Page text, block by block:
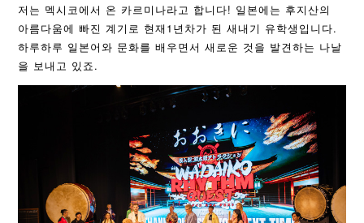
저는 멕시코에서 온 카르미나라고 합니다! 일본에는 후지산의
아름다움에 빠진 계기로 현재1년차가 된 새내기 유학생입니다.
하루하루 일본어와 문화를 배우면서 새로운 것을 발견하는 나날
을 보내고 있죠.